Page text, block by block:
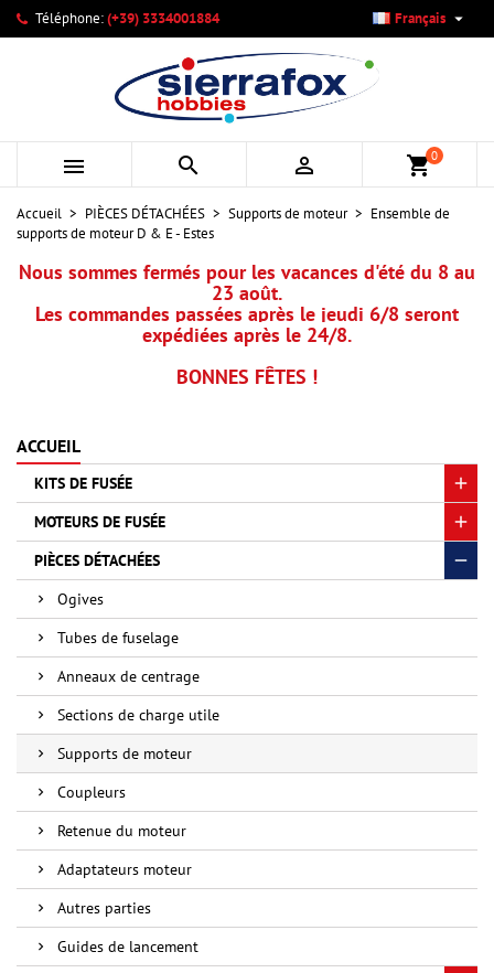
Téléphone:(+39) 3334001884 Français 
   shopping_cart0
Accueil PIÈCES DÉTACHÉES Supports de moteur
Ensemble de
supports de moteur D & E - Estes
Nous sommes fermés pour les vacances d'été du 8 au
23 août.
Les commandes passées après le jeudi 6/8 seront
expédiées après le 24/8.
BONNES FÊTES !
ACCUEIL
KITS DE FUSÉE
MOTEURS DE FUSÉE
PIÈCES DÉTACHÉES
Ogives
Tubes de fuselage
Anneaux de centrage
Sections de charge utile
Supports de moteur
Coupleurs
Retenue du moteur
Adaptateurs moteur
Autres parties
Guides de lancement
Mes listes d'envies ×
Créer une nouvelle liste
Créer une liste d'envies ×
Nom de la liste d'envies
Annuler Créer une liste d'envies
Connexion ×
Vous devez être connecté pour ajouter des produits à votre
liste d'envies.
Annuler Connexion